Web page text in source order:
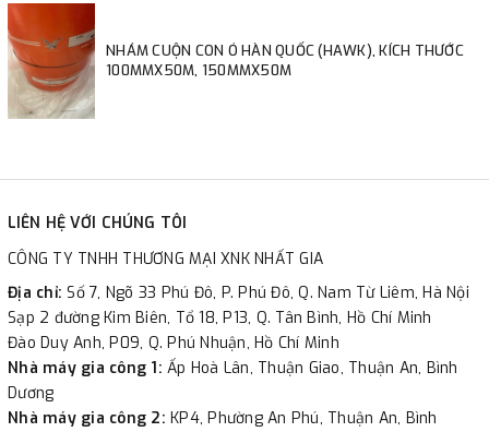
NHÁM CUỘN CON Ó HÀN QUỐC (HAWK), KÍCH THƯỚC
100MMX50M, 150MMX50M
LIÊN HỆ VỚI CHÚNG TÔI
CÔNG TY TNHH THƯƠNG MẠI XNK NHẤT GIA
Địa chỉ:Số 7, Ngõ 33 Phú Đô, P. Phú Đô, Q. Nam Từ Liêm, Hà Nội
Sạp 2 đường Kim Biên, Tổ 18, P13, Q. Tân Bình, Hồ Chí Minh
Đào Duy Anh, P09, Q. Phú Nhuận, Hồ Chí Minh
Nhà máy gia công 1: Ấp Hoà Lân, Thuận Giao, Thuận An, Bình
Dương
Nhà máy gia công 2: KP4, Phường An Phú, Thuận An, Bình